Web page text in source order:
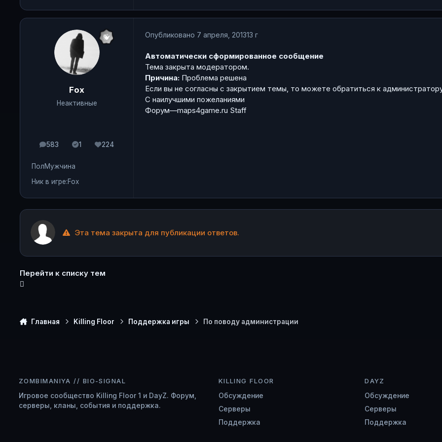
Fox
Неактивные
583
сообщения
1
Solutions224
Репутация
ПолМужчина
Ник в игре:Fox
Опубликовано 7 апреля, 201313 г
Автоматически сформированное сообщение
Тема закрыта модератором.
Причина:Проблема решена
Если вы не согласны с закрытием темы, то можете обратиться к
С наилучшими пожеланиями
Форум—maps4game.ru Staff
Эта тема закрыта для публикации ответов.
Перейти к списку тем
Главная Killing Floor Поддержка игры По поводу администрации
ZOMBIMANIYA // BIO-SIGNAL
Игровое сообщество Killing Floor 1 и DayZ. Форум,
серверы, кланы, события и поддержка.
KILLING FLOOR
Обсуждение
Серверы
Поддержка
DAYZ
Обсуждение
Серверы
Поддержка